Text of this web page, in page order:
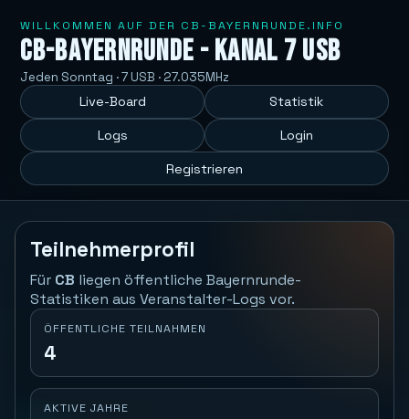
WILLKOMMEN AUF DER CB-BAYERNRUNDE.INFO
CB-Bayernrunde - Kanal 7 USB
Jeden Sonntag · 7 USB · 27.035MHz
Live-Board Statistik
Logs Login
Registrieren
Teilnehmerprofil
Für CB liegen öffentliche Bayernrunde-
Statistiken aus Veranstalter-Logs vor.
ÖFFENTLICHE TEILNAHMEN
4
AKTIVE JAHRE